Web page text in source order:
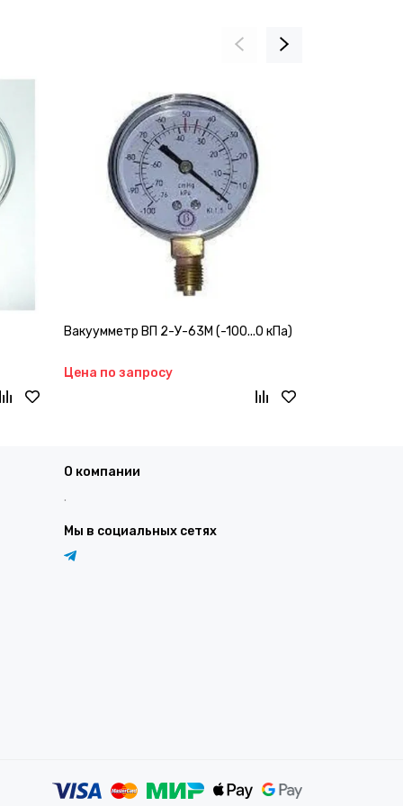
Вакуумметр ВП 2-У-63М (-100...0 кПа)
Цена по запросу
О компании
.
Мы в социальных сетях